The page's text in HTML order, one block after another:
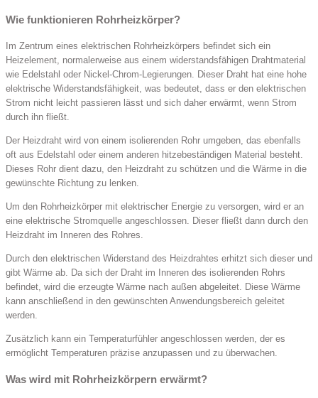
Wie funktionieren Rohrheizkörper?
Im Zentrum eines elektrischen Rohrheizkörpers befindet sich ein
Heizelement, normalerweise aus einem widerstandsfähigen Drahtmaterial
wie Edelstahl oder Nickel-Chrom-Legierungen. Dieser Draht hat eine hohe
elektrische Widerstandsfähigkeit, was bedeutet, dass er den elektrischen
Strom nicht leicht passieren lässt und sich daher erwärmt, wenn Strom
durch ihn fließt.
Der Heizdraht wird von einem isolierenden Rohr umgeben, das ebenfalls
oft aus Edelstahl oder einem anderen hitzebeständigen Material besteht.
Dieses Rohr dient dazu, den Heizdraht zu schützen und die Wärme in die
gewünschte Richtung zu lenken.
Um den Rohrheizkörper mit elektrischer Energie zu versorgen, wird er an
eine elektrische Stromquelle angeschlossen. Dieser fließt dann durch den
Heizdraht im Inneren des Rohres.
Durch den elektrischen Widerstand des Heizdrahtes erhitzt sich dieser und
gibt Wärme ab. Da sich der Draht im Inneren des isolierenden Rohrs
befindet, wird die erzeugte Wärme nach außen abgeleitet. Diese Wärme
kann anschließend in den gewünschten Anwendungsbereich geleitet
werden.
Zusätzlich kann ein Temperaturfühler angeschlossen werden, der es
ermöglicht Temperaturen präzise anzupassen und zu überwachen.
Was wird mit Rohrheizkörpern erwärmt?